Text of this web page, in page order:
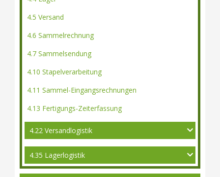
4.5 Versand
4.6 Sammelrechnung
4.7 Sammelsendung
4.10 Stapelverarbeitung
4.11 Sammel-Eingangsrechnungen
4.13 Fertigungs-Zeiterfassung
4.22 Versandlogistik
4.35 Lagerlogistik